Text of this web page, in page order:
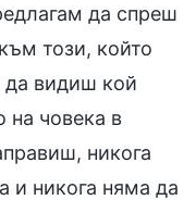
да спреш
този, който
да видиш кой
на човека в
никога
и никога няма да